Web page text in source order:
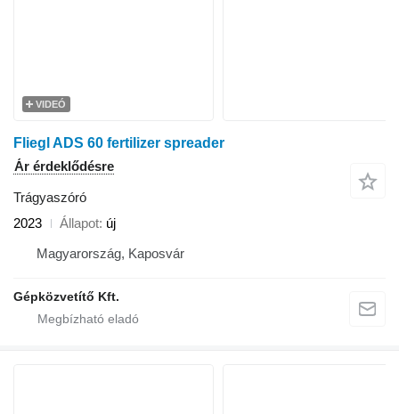
VIDEÓ
Fliegl ADS 60 fertilizer spreader
Ár érdeklődésre
Trágyaszóró
2023
Állapot új
Magyarország, Kaposvár
Gépközvetítő Kft.